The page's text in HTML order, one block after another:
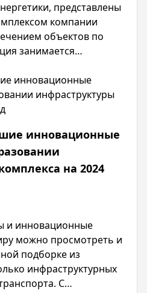
представлены
компании
объектов по
занимается
солнечной
Derrill Water
уже в ближайшее
время или вначале следующего года.
инновационные
на 2024
и инновационные
можно просмотреть и
подборке из
инфраструктурных
С